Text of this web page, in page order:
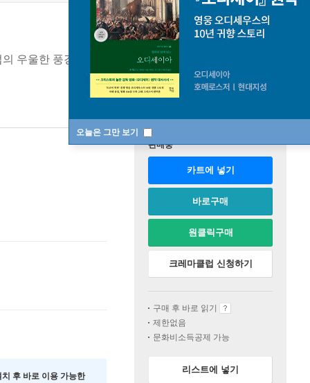
오늘은 그만 보기
우울한 풍경
후 바로 이용 가능한
판매중
카트에 넣기
바로구매
원클릭구매
크레마클럽 신청하기
구매 후 바로 읽기
제한없음
문화비소득공제 가능
리스트에 넣기